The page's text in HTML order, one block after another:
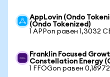
AppLovin (Ondo
(Ondo Tokenized)
1 APPon равен 1,3032
Franklin Focused
Constellation Energy
1 FFOGon равен